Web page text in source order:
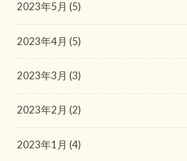
2023年5月 (5)
2023年4月 (5)
2023年3月 (3)
2023年2月 (2)
2023年1月 (4)